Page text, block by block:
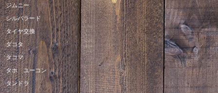
ジムニー
シルバラード
タイヤ交換
ダコタ
タコマ
タホ ユーコン
タンドラ